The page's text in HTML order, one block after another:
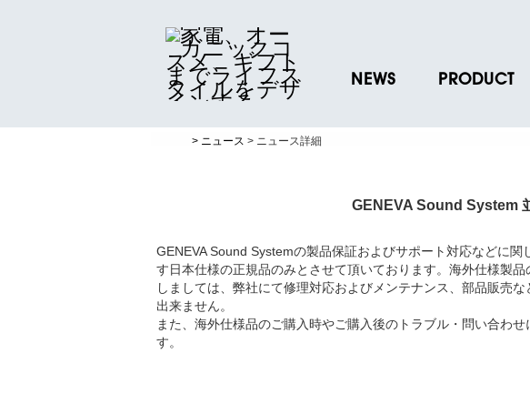
NEWS
プレスリリース
PRODUCT
お取引先様 会員認
> ニュース > ニュース詳細
GENEVA Sound System
GENEVA Sound Systemの製品保証およびサポート対応などに関
す日本仕様の正規品のみとさせて頂いております。海外仕様製
しましては、弊社にて修理対応およびメンテナンス、部品販売
出来ません。
また、海外仕様品のご購入時やご購入後のトラブル・問い合わ
す。